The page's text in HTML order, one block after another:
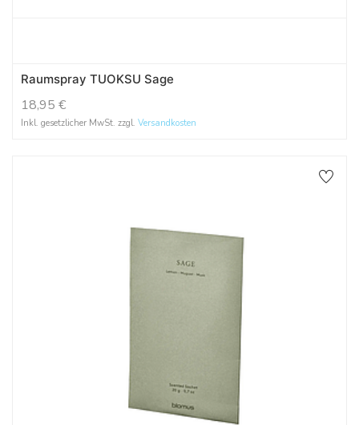
Raumspray TUOKSU Sage
18,95 €
Inkl. gesetzlicher MwSt. zzgl. Versandkosten